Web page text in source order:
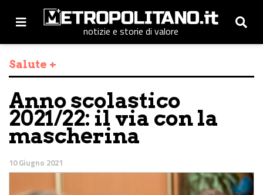
notizie e storie di valore
Salute +
Anno scolastico
2021/22: il via con la
mascherina
10 Giugno 2021